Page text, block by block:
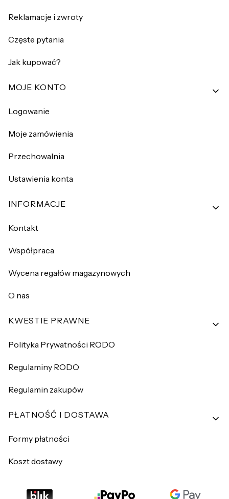
Reklamacje i zwroty
Częste pytania
Jak kupować?
MOJE KONTO
Logowanie
Moje zamówienia
Przechowalnia
Ustawienia konta
INFORMACJE
Kontakt
Współpraca
Wycena regałów magazynowych
O nas
KWESTIE PRAWNE
Polityka Prywatności RODO
Regulaminy RODO
Regulamin zakupów
PŁATNOŚĆ I DOSTAWA
Formy płatności
Koszt dostawy